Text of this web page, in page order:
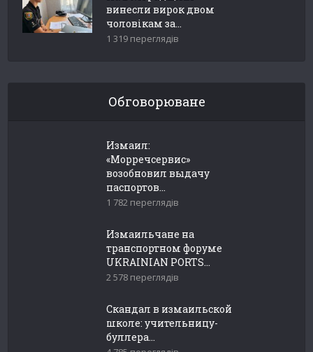
винесли вирок двом
чоловікам за...
1 319 переглядів
Обговорюване
Измаил:
«Морречсервис»
возобновил выдачу
паспортов...
1 782 переглядів
Измаильчане на
транспортном форуме
UKRAINIAN PORTS...
2 578 переглядів
Скандал в измаильской
школе: учительницу-
буллера...